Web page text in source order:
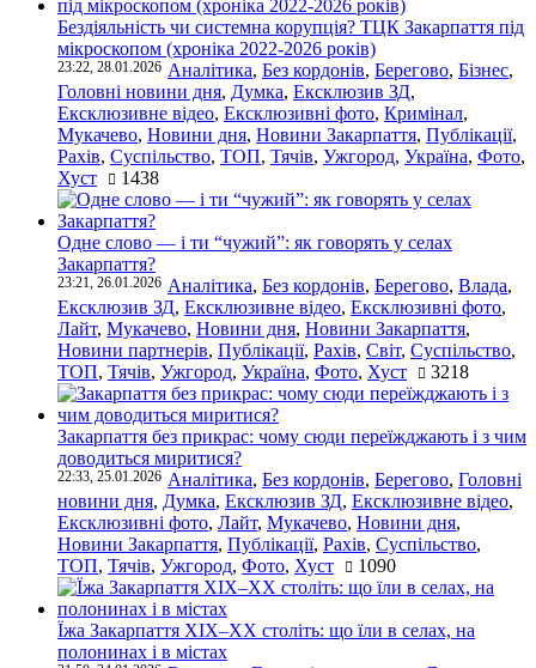
Бездіяльність чи системна корупція? ТЦК Закарпаття під
мікроскопом (хроніка 2022-2026 років)
23:22, 28.01.2026 Аналітика, Без кордонів, Берегово, Бізнес,
Головні новини дня, Думка, Ексклюзив ЗД,
Ексклюзивне відео, Ексклюзивні фото, Кримінал,
Мукачево, Новини дня, Новини Закарпаття, Публікації,
Рахів, Суспільство, ТОП, Тячів, Ужгород, Україна, Фото,
Хуст
1438
Одне слово — і ти “чужий”: як говорять у селах
Закарпаття?
23:21, 26.01.2026 Аналітика, Без кордонів, Берегово, Влада,
Ексклюзив ЗД, Ексклюзивне відео, Ексклюзивні фото,
Лайт, Мукачево, Новини дня, Новини Закарпаття,
Новини партнерів, Публікації, Рахів, Світ, Суспільство,
ТОП, Тячів, Ужгород, Україна, Фото, Хуст 3218
Закарпаття без прикрас: чому сюди переїжджають і з чим
доводиться миритися?
22:33, 25.01.2026 Аналітика, Без кордонів, Берегово, Головні
новини дня, Думка, Ексклюзив ЗД, Ексклюзивне відео,
Ексклюзивні фото, Лайт, Мукачево, Новини дня,
Новини Закарпаття, Публікації, Рахів, Суспільство,
ТОП, Тячів, Ужгород, Фото, Хуст 1090
Їжа Закарпаття ХІХ–ХХ століть: що їли в селах, на
полонинах і в містах